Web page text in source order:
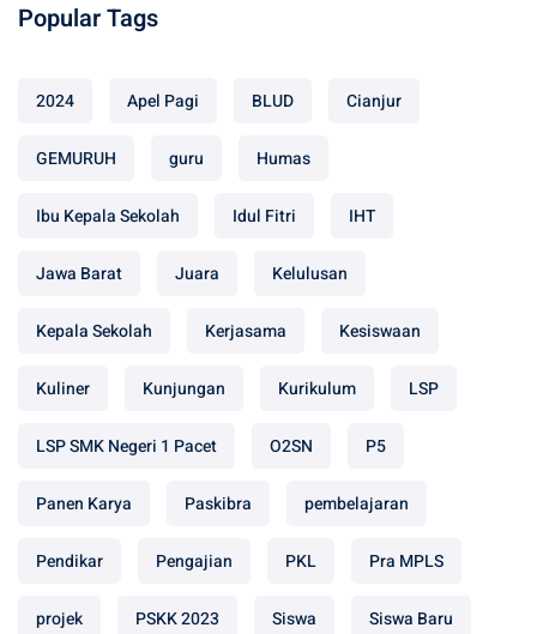
Popular Tags
2024 Apel Pagi BLUD Cianjur
GEMURUH guru Humas
Ibu Kepala Sekolah Idul Fitri IHT
Jawa Barat Juara Kelulusan
Kepala Sekolah Kerjasama Kesiswaan
Kuliner Kunjungan Kurikulum LSP
LSP SMK Negeri 1 Pacet O2SN P5
Panen Karya Paskibra pembelajaran
Pendikar Pengajian PKL Pra MPLS
projek PSKK 2023 Siswa Siswa Baru